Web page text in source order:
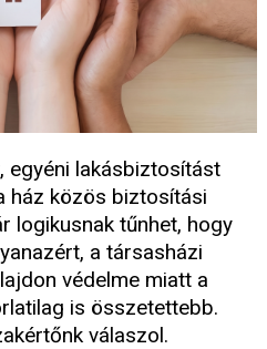
egyéni lakásbiztosítást
ház közös biztosítási
logikusnak tűnhet, hogy
a társasházi
védelme miatt a
is összetettebb.
válaszol.